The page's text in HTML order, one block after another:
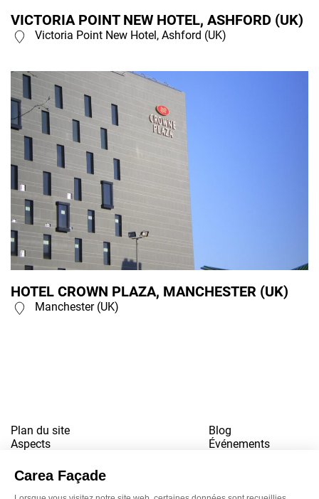
VICTORIA POINT NEW HOTEL, ASHFORD (UK)
Victoria Point New Hotel, Ashford (UK)
HOTEL CROWN PLAZA, MANCHESTER (UK)
Manchester (UK)
Plan du site
Aspects
Téléchargements
Blog
Événements
Mentions légales